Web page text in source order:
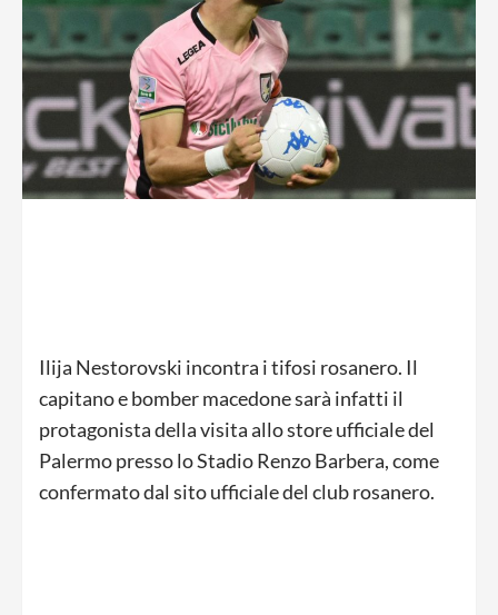
Ilija Nestorovski incontra i tifosi rosanero. Il
capitano e bomber macedone sarà infatti il
protagonista della visita allo store ufficiale del
Palermo presso lo Stadio Renzo Barbera, come
confermato dal sito ufficiale del club rosanero.